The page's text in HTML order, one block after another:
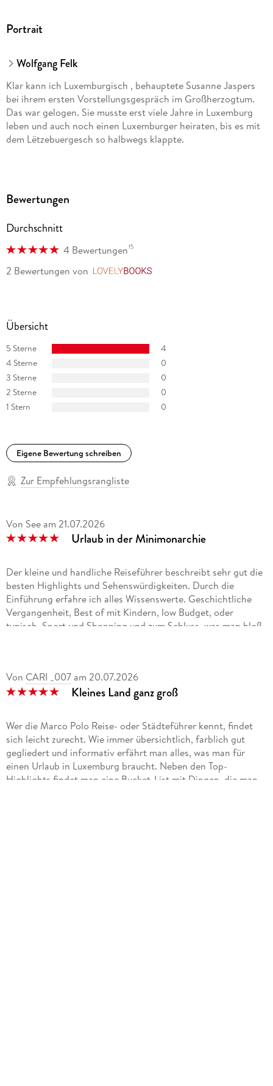
Portrait
Wolfgang Felk
Klar kann ich Luxemburgisch , behauptete Susanne Jaspers
bei ihrem ersten Vorstellungsgespräch im Großherzogtum.
Das war gelogen. Sie musste erst viele Jahre in Luxemburg
leben und auch noch einen Luxemburger heiraten, bis es mit
dem Lëtzebuergesch so halbwegs klappte.
Bewertungen
Durchschnitt
4 Bewertungen15
2 Bewertungen von
Übersicht
5 Sterne
4
4 Sterne
0
3 Sterne
0
2 Sterne
0
1 Stern
0
Eigene Bewertung schreiben
Zur Empfehlungsrangliste
Von See am 21.07.2026
Urlaub in der Minimonarchie
Der kleine und handliche Reiseführer beschreibt sehr gut die
besten Highlights und Sehenswürdigkeiten. Durch die
Einführung erfahre ich alles Wissenswerte. Geschichtliche
Vergangenheit, Best of mit Kindern, low Budget, oder
typisch. Sport und Shopping und zum Schluss, was man bloß
Beschreibungen und was gibt es in der Nähe. Wo lässt es sich
gut schlafen und Essen. Praktisch sind auch die
eine gute Planung.
Die herausnehmbare Reisekarte ist super für einen Überblick
und die Reise.
Von CARI _007 am 20.07.2026
Kleines Land ganz groß
Wer die Marco Polo Reise- oder Städteführer kennt, findet
sich leicht zurecht. Wie immer übersichtlich, farblich gut
gegliedert und informativ erfährt man alles, was man für
einen Urlaub in Luxemburg braucht. Neben den Top-
Highlights findet man eine Bucket-List mit Dingen, die man